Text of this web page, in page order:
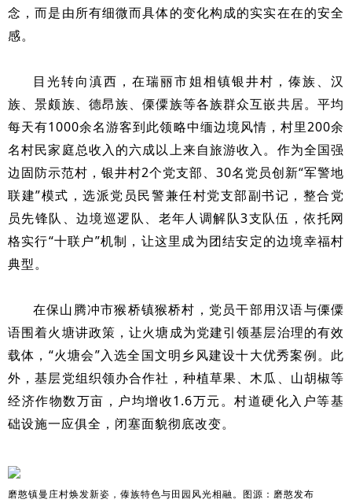
念，而是由所有细微而具体的变化构成的实实在在的安全
感。
目光转向滇西，在瑞丽市姐相镇银井村，傣族、汉
族、景颇族、德昂族、傈僳族等各族群众互嵌共居。平均
每天有1000余名游客到此领略中缅边境风情，村里200余
名村民家庭总收入的六成以上来自旅游收入。作为全国强
边固防示范村，银井村2个党支部、30名党员创新“军警地
联建”模式，选派党员民警兼任村党支部副书记，整合党
员先锋队、边境巡逻队、老年人调解队3支队伍，依托网
格实行“十联户”机制，让这里成为团结安定的边境幸福村
典型。
在保山腾冲市猴桥镇猴桥村，党员干部用汉语与傈僳
语围着火塘讲政策，让火塘成为党建引领基层治理的有效
载体，“火塘会”入选全国文明乡风建设十大优秀案例。此
外，基层党组织领办合作社，种植草果、木瓜、山胡椒等
经济作物数万亩，户均增收1.6万元。村道硬化入户等基
础设施一应俱全，闭塞面貌彻底改变。
磨憨镇曼庄村焕发新姿，傣族特色与田园风光相融。图源：磨憨发布